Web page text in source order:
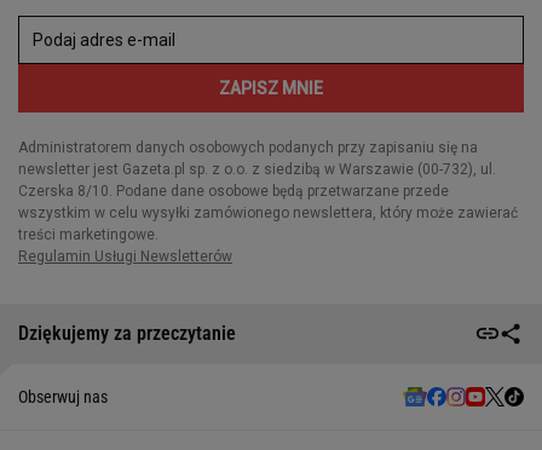
Dziękujemy za przeczytanie
Obserwuj nas